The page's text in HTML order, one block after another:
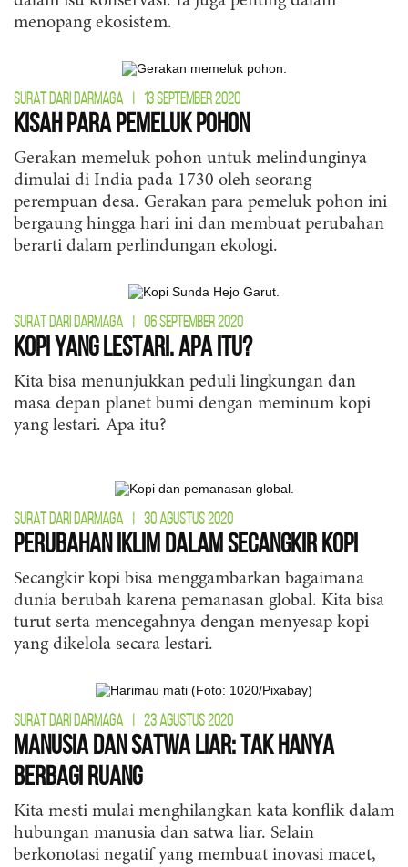
menopang ekosistem.
SURAT DARI DARMAGA 13 SEPTEMBER 2020
Kisah Para Pemeluk Pohon
Gerakan memeluk pohon untuk melindunginya
dimulai di India pada 1730 oleh seorang
perempuan desa. Gerakan para pemeluk pohon ini
bergaung hingga hari ini dan membuat perubahan
berarti dalam perlindungan ekologi.
SURAT DARI DARMAGA 06 SEPTEMBER 2020
Kopi yang Lestari. Apa Itu?
Kita bisa menunjukkan peduli lingkungan dan
masa depan planet bumi dengan meminum kopi
yang lestari. Apa itu?
SURAT DARI DARMAGA 30 AGUSTUS 2020
Perubahan Iklim dalam Secangkir Kopi
Secangkir kopi bisa menggambarkan bagaimana
dunia berubah karena pemanasan global. Kita bisa
turut serta mencegahnya dengan menyesap kopi
yang dikelola secara lestari.
SURAT DARI DARMAGA 23 AGUSTUS 2020
Manusia dan Satwa Liar: Tak Hanya
Berbagi Ruang
Kita mesti mulai menghilangkan kata konflik dalam
hubungan manusia dan satwa liar. Selain
berkonotasi negatif yang membuat inovasi macet,